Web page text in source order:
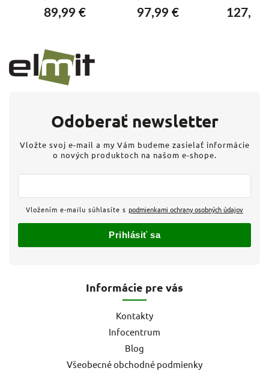
chrómová
89,99 € 97,99 € 127,50
Informácie pre vás
Kontakty
Infocentrum
Blog
Všeobecné obchodné podmienky
Odoberať newsletter
Vložte svoj e-mail a my Vám budeme zasielať informácie
o nových produktoch na našom e-shope.
Vložením e-mailu súhlasíte s podmienkami ochrany osobných údajov
Prihlásiť sa